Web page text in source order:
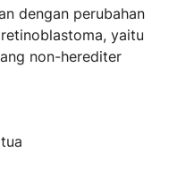
dengan perubahan
yaitu
non-herediter